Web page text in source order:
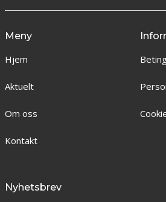
Meny
Hjem
Aktuelt
Om oss
Kontakt
Nyhetsbrev